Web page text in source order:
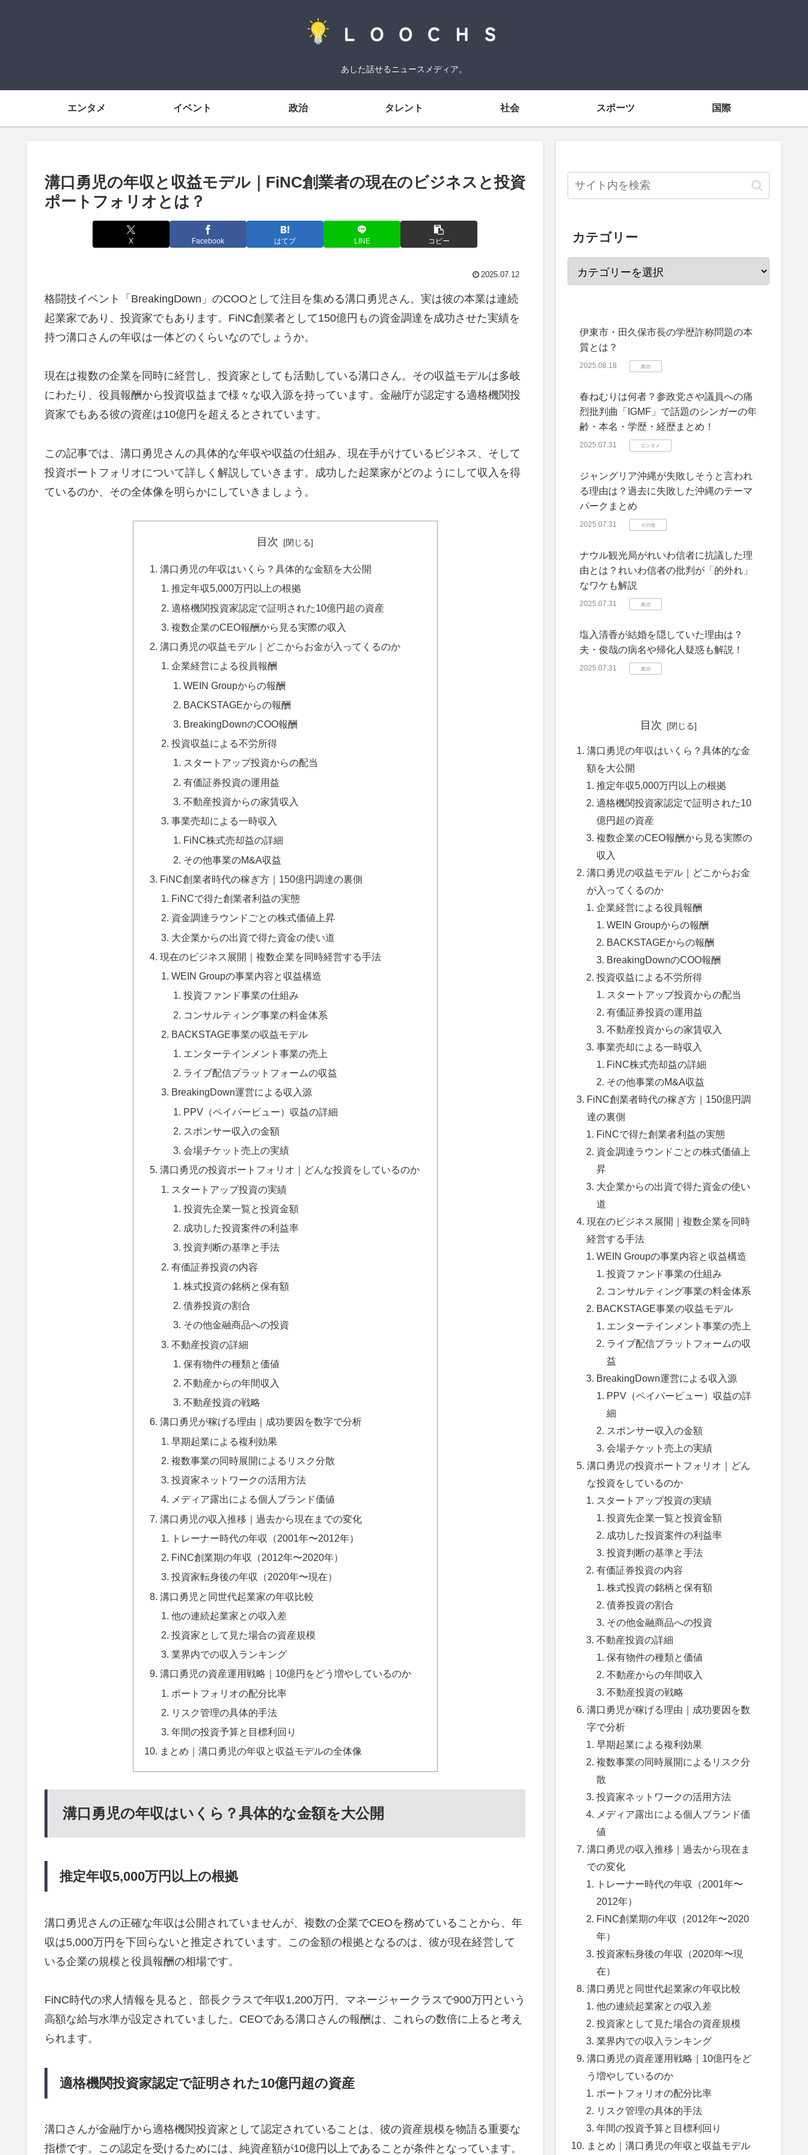
あした話せるニュースメディア。
エンタメ イベント 政治 タレント 社会 スポーツ 国際
溝口勇児の年収と収益モデル｜FiNC創業者の現在のビジネスと投資
ポートフォリオとは？
X Facebook はてブ LINE コピー
2025.07.12
格闘技イベント「BreakingDown」のCOOとして注目を集める溝口勇児さん。実は彼の本業は連続
起業家であり、投資家でもあります。FiNC創業者として150億円もの資金調達を成功させた実績を
持つ溝口さんの年収は一体どのくらいなのでしょうか。
現在は複数の企業を同時に経営し、投資家としても活動している溝口さん。その収益モデルは多岐
にわたり、役員報酬から投資収益まで様々な収入源を持っています。金融庁が認定する適格機関投
資家でもある彼の資産は10億円を超えるとされています。
この記事では、溝口勇児さんの具体的な年収や収益の仕組み、現在手がけているビジネス、そして
投資ポートフォリオについて詳しく解説していきます。成功した起業家がどのようにして収入を得
ているのか、その全体像を明らかにしていきましょう。
目次
溝口勇児の年収はいくら？具体的な金額を大公開
推定年収5,000万円以上の根拠
適格機関投資家認定で証明された10億円超の資産
複数企業のCEO報酬から見る実際の収入
溝口勇児の収益モデル｜どこからお金が入ってくるのか
企業経営による役員報酬
WEIN Groupからの報酬
BACKSTAGEからの報酬
BreakingDownのCOO報酬
投資収益による不労所得
スタートアップ投資からの配当
有価証券投資の運用益
不動産投資からの家賃収入
事業売却による一時収入
FiNC株式売却益の詳細
その他事業のM&A収益
FiNC創業者時代の稼ぎ方｜150億円調達の裏側
FiNCで得た創業者利益の実態
資金調達ラウンドごとの株式価値上昇
大企業からの出資で得た資金の使い道
現在のビジネス展開｜複数企業を同時経営する手法
WEIN Groupの事業内容と収益構造
投資ファンド事業の仕組み
コンサルティング事業の料金体系
BACKSTAGE事業の収益モデル
エンターテインメント事業の売上
ライブ配信プラットフォームの収益
BreakingDown運営による収入源
PPV（ペイパービュー）収益の詳細
スポンサー収入の金額
会場チケット売上の実績
溝口勇児の投資ポートフォリオ｜どんな投資をしているのか
スタートアップ投資の実績
投資先企業一覧と投資金額
成功した投資案件の利益率
投資判断の基準と手法
有価証券投資の内容
株式投資の銘柄と保有額
債券投資の割合
その他金融商品への投資
不動産投資の詳細
保有物件の種類と価値
不動産からの年間収入
不動産投資の戦略
溝口勇児が稼げる理由｜成功要因を数字で分析
早期起業による複利効果
複数事業の同時展開によるリスク分散
投資家ネットワークの活用方法
メディア露出による個人ブランド価値
溝口勇児の収入推移｜過去から現在までの変化
トレーナー時代の年収（2001年〜2012年）
FiNC創業期の年収（2012年〜2020年）
投資家転身後の年収（2020年〜現在）
溝口勇児と同世代起業家の年収比較
他の連続起業家との収入差
投資家として見た場合の資産規模
業界内での収入ランキング
溝口勇児の資産運用戦略｜10億円をどう増やしているのか
ポートフォリオの配分比率
リスク管理の具体的手法
年間の投資予算と目標利回り
まとめ｜溝口勇児の年収と収益モデルの全体像
溝口勇児の年収はいくら？具体的な金額を大公開
推定年収5,000万円以上の根拠
溝口勇児さんの正確な年収は公開されていませんが、複数の企業でCEOを務めていることから、年
収は5,000万円を下回らないと推定されています。この金額の根拠となるのは、彼が現在経営して
いる企業の規模と役員報酬の相場です。
FiNC時代の求人情報を見ると、部長クラスで年収1,200万円、マネージャークラスで900万円という
高額な給与水準が設定されていました。CEOである溝口さんの報酬は、これらの数倍に上ると考え
られます。
適格機関投資家認定で証明された10億円超の資産
溝口さんが金融庁から適格機関投資家として認定されていることは、彼の資産規模を物語る重要な
指標です。この認定を受けるためには、純資産額が10億円以上であることが条件となっています。
カテゴリー
伊東市・田久保市長の学歴詐称問題の本
質とは？
2025.08.18 政治
春ねむりは何者？参政党さや議員への痛
烈批判曲「IGMF」で話題のシンガーの年
齢・本名・学歴・経歴まとめ！
2025.07.31 エンタメ
ジャングリア沖縄が失敗しそうと言われ
る理由は？過去に失敗した沖縄のテーマ
パークまとめ
2025.07.31 その他
ナウル観光局がれいわ信者に抗議した理
由とは？れいわ信者の批判が「的外れ」
なワケも解説
2025.07.31 政治
塩入清香が結婚を隠していた理由は？
夫・俊哉の病名や帰化人疑惑も解説！
2025.07.31 政治
目次
溝口勇児の年収はいくら？具体的な金
額を大公開
推定年収5,000万円以上の根拠
適格機関投資家認定で証明された10
億円超の資産
複数企業のCEO報酬から見る実際の
収入
溝口勇児の収益モデル｜どこからお金
が入ってくるのか
企業経営による役員報酬
WEIN Groupからの報酬
BACKSTAGEからの報酬
BreakingDownのCOO報酬
投資収益による不労所得
スタートアップ投資からの配当
有価証券投資の運用益
不動産投資からの家賃収入
事業売却による一時収入
FiNC株式売却益の詳細
その他事業のM&A収益
FiNC創業者時代の稼ぎ方｜150億円調
達の裏側
FiNCで得た創業者利益の実態
資金調達ラウンドごとの株式価値上
昇
大企業からの出資で得た資金の使い
道
現在のビジネス展開｜複数企業を同時
経営する手法
WEIN Groupの事業内容と収益構造
投資ファンド事業の仕組み
コンサルティング事業の料金体系
BACKSTAGE事業の収益モデル
エンターテインメント事業の売上
ライブ配信プラットフォームの収
益
BreakingDown運営による収入源
PPV（ペイパービュー）収益の詳
細
スポンサー収入の金額
会場チケット売上の実績
溝口勇児の投資ポートフォリオ｜どん
な投資をしているのか
スタートアップ投資の実績
投資先企業一覧と投資金額
成功した投資案件の利益率
投資判断の基準と手法
有価証券投資の内容
株式投資の銘柄と保有額
債券投資の割合
その他金融商品への投資
不動産投資の詳細
保有物件の種類と価値
不動産からの年間収入
不動産投資の戦略
溝口勇児が稼げる理由｜成功要因を数
字で分析
早期起業による複利効果
複数事業の同時展開によるリスク分
散
投資家ネットワークの活用方法
メディア露出による個人ブランド価
値
溝口勇児の収入推移｜過去から現在ま
での変化
トレーナー時代の年収（2001年〜
2012年）
FiNC創業期の年収（2012年〜2020
年）
投資家転身後の年収（2020年〜現
在）
溝口勇児と同世代起業家の年収比較
他の連続起業家との収入差
投資家として見た場合の資産規模
業界内での収入ランキング
溝口勇児の資産運用戦略｜10億円をど
う増やしているのか
ポートフォリオの配分比率
リスク管理の具体的手法
年間の投資予算と目標利回り
まとめ｜溝口勇児の年収と収益モデル